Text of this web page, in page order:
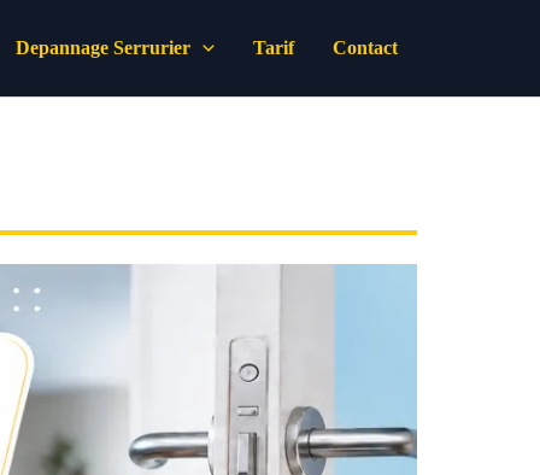
Depannage Serrurier Tarif Contact